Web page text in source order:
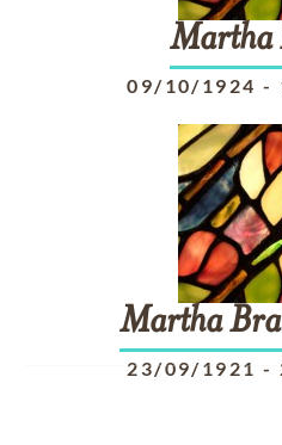
Martha
09/10/1924 -
Martha
23/09/1921 -